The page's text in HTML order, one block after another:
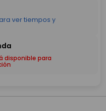
disponible para